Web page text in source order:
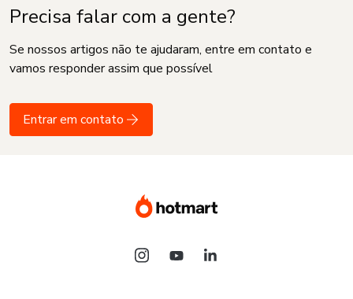
Precisa falar com a gente?
Se nossos artigos não te ajudaram, entre em contato e
vamos responder assim que possível
Entrar em contato